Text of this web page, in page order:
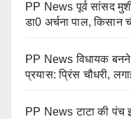
PP News पूर्व सांसद
डा0 अर्चना पाल, किसान
PP News विधायक
प्रयास: प्रिंस चौधरी,
PP News टाटा की पंच